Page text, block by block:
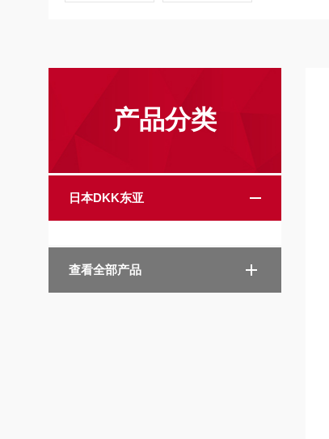
产品分类
日本DKK东亚
查看全部产品